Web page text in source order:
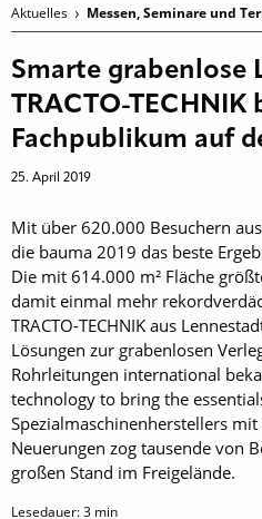
Aktuelles Messen, Seminare und
Smarte grabenlose
TRACTO-TECHNIK
Fachpublikum auf
25. April 2019
Mit über 620.000 Besuchern
die bauma 2019 das beste
Die mit 614.000 m² Fläche
damit einmal mehr
TRACTO-TECHNIK aus
Lösungen zur grabenlosen
Rohrleitungen international
technology to bring the
Spezialmaschinenherstellers
Neuerungen zog tausende von
großen Stand im Freigelände.
Lesedauer:3 min